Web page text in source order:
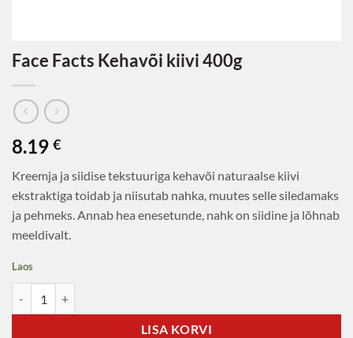
Face Facts Kehavõi kiivi 400g
8.19 €
Kreemja ja siidise tekstuuriga kehavõi naturaalse kiivi
ekstraktiga toidab ja niisutab nahka, muutes selle siledamaks
ja pehmeks. Annab hea enesetunde, nahk on siidine ja lõhnab
meeldivalt.
Laos
LISA KORVI